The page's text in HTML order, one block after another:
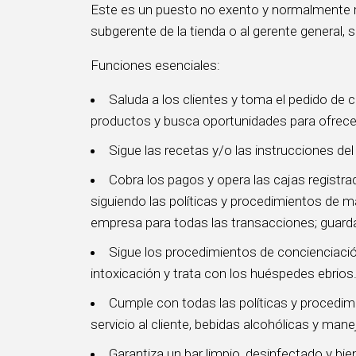
Este es un puesto no exento y normalmente
subgerente de la tienda o al gerente general,
Funciones esenciales:
Saluda a los clientes y toma el pedido de
productos y busca oportunidades para
Sigue las recetas y/o las instrucciones
Cobra los pagos y opera las cajas
siguiendo las políticas y procedimientos de
empresa para todas las transacciones;
Sigue los procedimientos de
intoxicación y trata con los huéspedes ebrios.
Cumple con todas las políticas y
servicio al cliente, bebidas alcohólicas y